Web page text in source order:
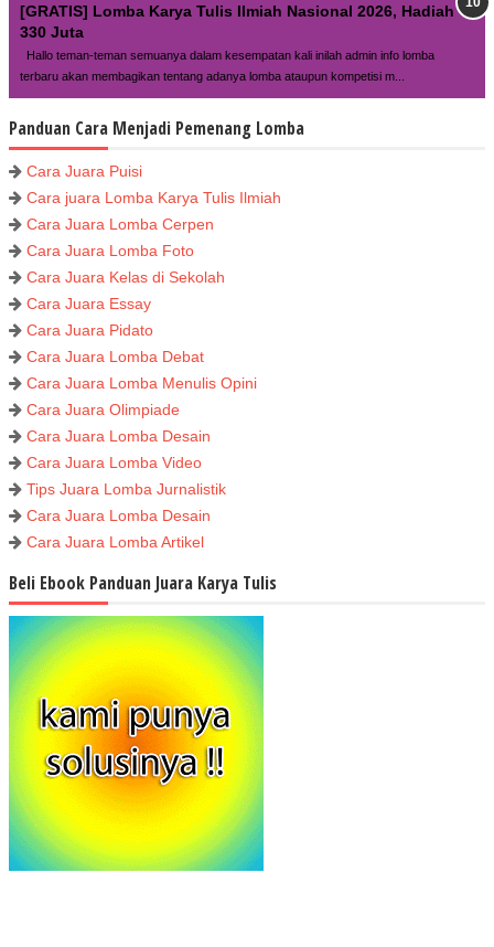
[GRATIS] Lomba Karya Tulis Ilmiah Nasional 2026, Hadiah
330 Juta
Hallo teman-teman semuanya dalam kesempatan kali inilah admin info lomba
terbaru akan membagikan tentang adanya lomba ataupun kompetisi m...
Panduan Cara Menjadi Pemenang Lomba
Cara Juara Puisi
Cara juara Lomba Karya Tulis Ilmiah
Cara Juara Lomba Cerpen
Cara Juara Lomba Foto
Cara Juara Kelas di Sekolah
Cara Juara Essay
Cara Juara Pidato
Cara Juara Lomba Debat
Cara Juara Lomba Menulis Opini
Cara Juara Olimpiade
Cara Juara Lomba Desain
Cara Juara Lomba Video
Tips Juara Lomba Jurnalistik
Cara Juara Lomba Desain
Cara Juara Lomba Artikel
Beli Ebook Panduan Juara Karya Tulis